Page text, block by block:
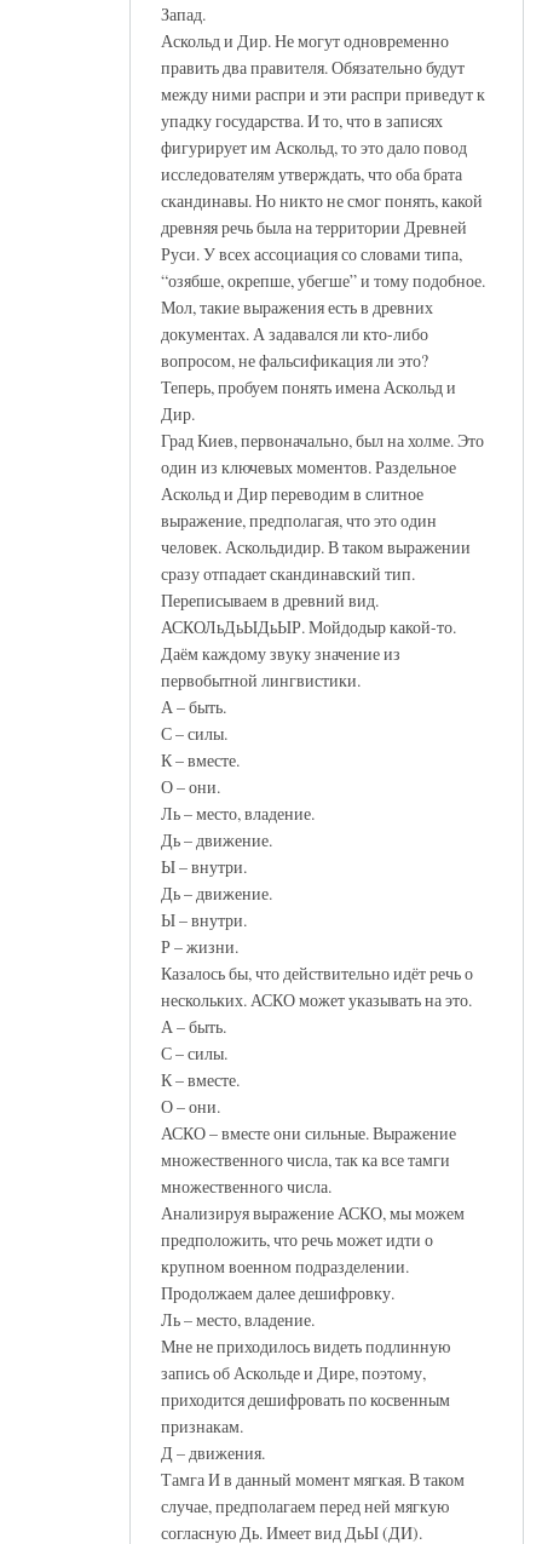
Запад.
Аскольд и Дир. Не могут одновременно
править два правителя. Обязательно будут
между ними распри и эти распри приведут к
упадку государства. И то, что в записях
фигурирует им Аскольд, то это дало повод
исследователям утверждать, что оба брата
скандинавы. Но никто не смог понять, какой
древняя речь была на территории Древней
Руси. У всех ассоциация со словами типа,
“озябше, окрепше, убегше” и тому подобное.
Мол, такие выражения есть в древних
документах. А задавался ли кто-либо
вопросом, не фальсификация ли это?
Теперь, пробуем понять имена Аскольд и
Дир.
Град Киев, первоначально, был на холме. Это
один из ключевых моментов. Раздельное
Аскольд и Дир переводим в слитное
выражение, предполагая, что это один
человек. Аскольдидир. В таком выражении
сразу отпадает скандинавский тип.
Переписываем в древний вид.
АСКОЛьДьЫДьЫР. Мойдодыр какой-то.
Даём каждому звуку значение из
первобытной лингвистики.
А – быть.
С – силы.
К – вместе.
О – они.
Ль – место, владение.
Дь – движение.
Ы – внутри.
Дь – движение.
Ы – внутри.
Р – жизни.
Казалось бы, что действительно идёт речь о
нескольких. АСКО может указывать на это.
А – быть.
С – силы.
К – вместе.
О – они.
АСКО – вместе они сильные. Выражение
множественного числа, так ка все тамги
множественного числа.
Анализируя выражение АСКО, мы можем
предположить, что речь может идти о
крупном военном подразделении.
Продолжаем далее дешифровку.
Ль – место, владение.
Мне не приходилось видеть подлинную
запись об Аскольде и Дире, поэтому,
приходится дешифровать по косвенным
признакам.
Д – движения.
Тамга И в данный момент мягкая. В таком
случае, предполагаем перед ней мягкую
согласную Дь. Имеет вид ДьЫ (ДИ).